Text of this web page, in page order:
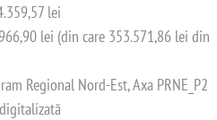
lei
lei (din care 353.571,86 lei din
Regional Nord-Est, Axa PRNE_P2